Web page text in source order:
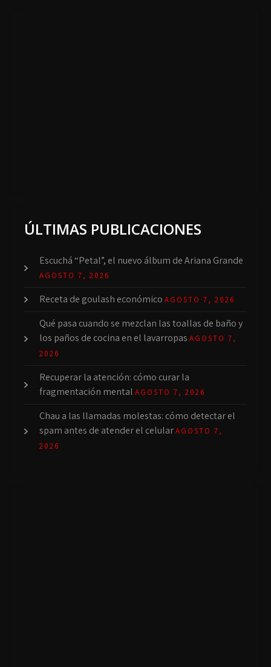
ÚLTIMAS PUBLICACIONES
Escuchá “Petal”, el nuevo álbum de Ariana Grande
AGOSTO 7, 2026
Receta de goulash económico AGOSTO 7, 2026
Qué pasa cuando se mezclan las toallas de baño y
los paños de cocina en el lavarropas AGOSTO 7,
2026
Recuperar la atención: cómo curar la
fragmentación mental AGOSTO 7, 2026
Chau a las llamadas molestas: cómo detectar el
spam antes de atender el celularAGOSTO 7,
2026